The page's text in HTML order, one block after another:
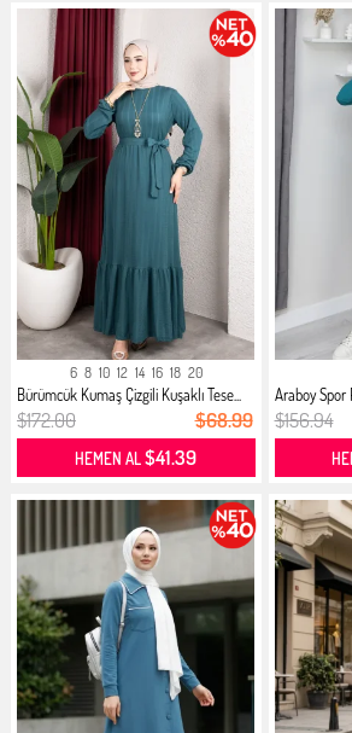
6 8 10 12 14 16 18 20
Bürümcük Kumaş Çizgili Kuşaklı Tese...
$172.00 $68.99
HEMEN AL$41.39
Araboy Spor
$156.94